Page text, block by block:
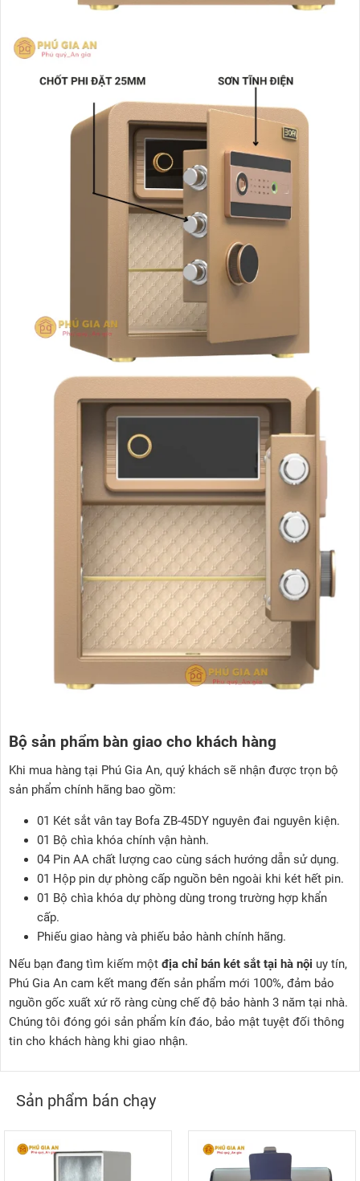
Bộ sản phẩm bàn giao cho khách hàng
Khi mua hàng tại Phú Gia An, quý khách sẽ nhận được trọn bộ
sản phẩm chính hãng bao gồm:
01 Két sắt vân tay Bofa ZB-45DY nguyên đai nguyên kiện.
01 Bộ chìa khóa chính vận hành.
04 Pin AA chất lượng cao cùng sách hướng dẫn sử dụng.
01 Hộp pin dự phòng cấp nguồn bên ngoài khi két hết pin.
01 Bộ chìa khóa dự phòng dùng trong trường hợp khẩn
cấp.
Phiếu giao hàng và phiếu bảo hành chính hãng.
Nếu bạn đang tìm kiếm một địa chỉ bán két sắt tại hà nội uy tín,
Phú Gia An cam kết mang đến sản phẩm mới 100%, đảm bảo
nguồn gốc xuất xứ rõ ràng cùng chế độ bảo hành 3 năm tại nhà.
Chúng tôi đóng gói sản phẩm kín đáo, bảo mật tuyệt đối thông
tin cho khách hàng khi giao nhận.
Sản phẩm bán chạy